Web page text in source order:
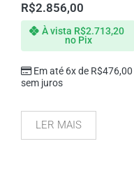
R$2.856,00
Em até 6x de R$476,00
sem juros
À vista R$2.713,20
no Pix
LER MAIS